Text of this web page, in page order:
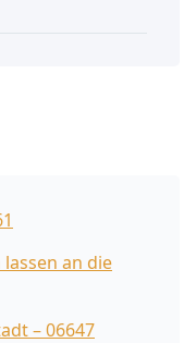
an die
– 06647